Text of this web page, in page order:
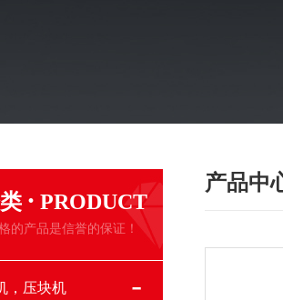
· PRODUCT
的产品是信誉的保证！
，压块机
产品中